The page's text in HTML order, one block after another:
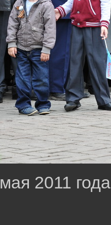
2011 года